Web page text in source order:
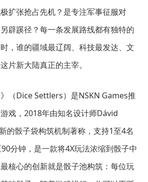
扩张抢占先机？是专注军事征服对
辟蹊径？每一条发展路线都有独特的
，谁的疆域最辽阔、科技最发达、文
片新大陆真正的主宰。
》（Dice Settlers）是NSKN Games推
戏，2018年由知名设计师Dávid
的骰子袋构筑机制著称，支持1至4名
分钟，是一款将4X玩法浓缩到骰子中
核心的创新就是骰子池构筑：每位玩